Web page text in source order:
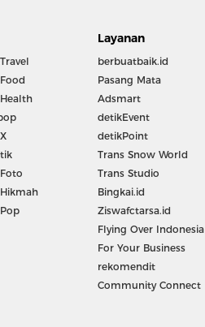
Layanan
berbuatbaik.id
Pasang Mata
Adsmart
detikEvent
detikPoint
Trans Snow World
Trans Studio
Bingkai.id
Ziswafctarsa.id
Flying Over Indonesia
For Your Business
rekomendit
Community Connect